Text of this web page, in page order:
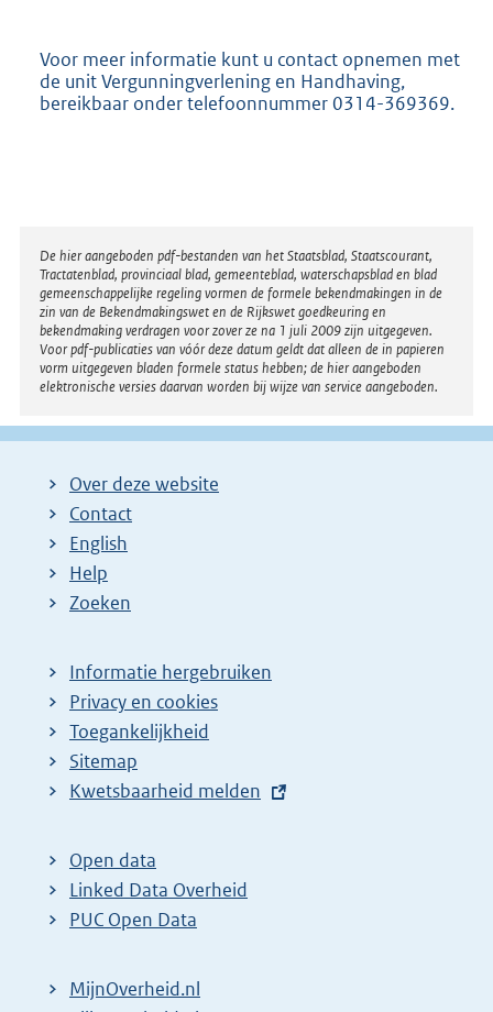
Voor meer informatie kunt u contact opnemen met
de unit Vergunningverlening en Handhaving,
bereikbaar onder telefoonnummer 0314-369369.
Disclaimer
De hier aangeboden pdf-bestanden van het Staatsblad, Staatscourant,
Tractatenblad, provinciaal blad, gemeenteblad, waterschapsblad en blad
gemeenschappelijke regeling vormen de formele bekendmakingen in de
zin van de Bekendmakingswet en de Rijkswet goedkeuring en
bekendmaking verdragen voor zover ze na 1 juli 2009 zijn uitgegeven.
Voor pdf-publicaties van vóór deze datum geldt dat alleen de in papieren
vorm uitgegeven bladen formele status hebben; de hier aangeboden
elektronische versies daarvan worden bij wijze van service aangeboden.
Over deze website
Contact
English
Help
Zoeken
Informatie hergebruiken
Privacy en cookies
Toegankelijkheid
Sitemap
E
t
e
r
l
Kwetsbaarheid melden
Open data
Linked Data Overheid
PUC Open Data
MijnOverheid.nl